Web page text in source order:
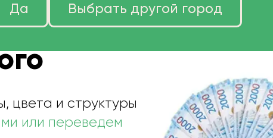
в Ишимбае
цвета и структуры
или переведем
Да Выбрать другой город